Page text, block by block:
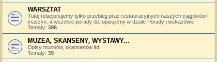
WARSZTAT
Tutaj relacjonujemy tylko przebieg prac restauracyjnych naszych ciągników i
maszyn, a wszelkie porady itd. opisujemy w dziale Porady i wskazówki
Tematy: 398
MUZEA, SKANSENY, WYSTAWY...
Opisy muzeów, skansenów itd.
Tematy: 39